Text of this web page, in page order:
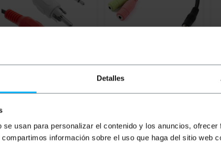
Detalles
usan para personalizar el contenido y los anuncios,
información sobre el uso que haga del sitio web
M-auf-Cinch-M 10m
5,99€
5,99€ inkl MwSt
4,68€
BEMATIK
Mikrofon minijack 3,5mm
3,49€
3,49 € inkl MwSt
2,91€